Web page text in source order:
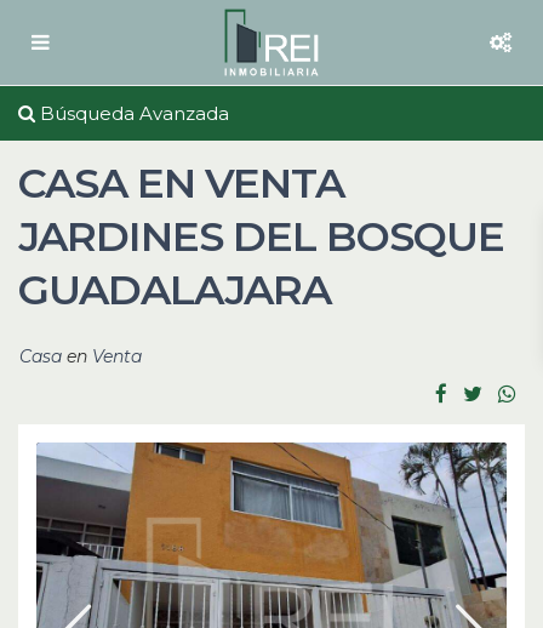
Búsqueda Avanzada
CASA EN VENTA
JARDINES DEL BOSQUE
GUADALAJARA
Casa en Venta